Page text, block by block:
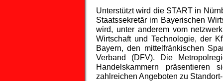
Unterstützt wird die START in
Staatssekretär im Bayerischen
wird, unter anderem vom
Wirtschaft und Technologie, der
Bayern, den mittelfränkischen
Verband (DFV). Die
Handelskammern
zahlreichen Angeboten zu